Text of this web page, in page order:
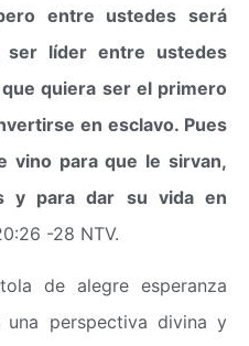
entre ustedes será
ser líder entre ustedes
quiera ser el primero
en esclavo. Pues
vino para que le sirvan,
y para dar su vida en
-28 NTV.
de alegre esperanza
perspectiva divina y